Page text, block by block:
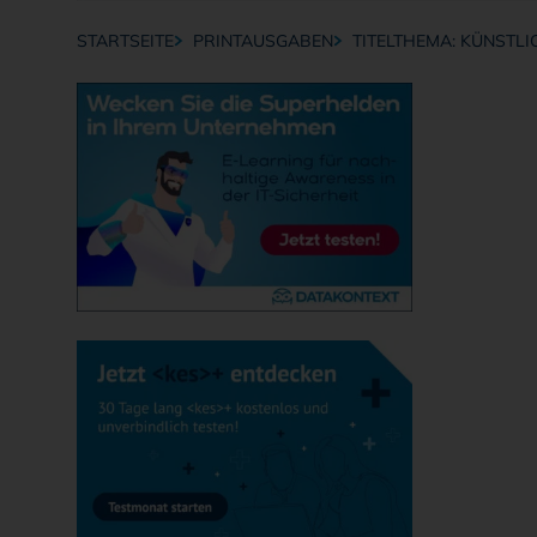
Breadcrumb-Navigation
STARTSEITE PRINTAUSGABEN TITELTHEMA: